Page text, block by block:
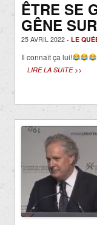
ÊTRE SE
GÊNE
25 AVRIL 2022 - LE
Il connaît ça lui!
LIRE LA SUITE >>